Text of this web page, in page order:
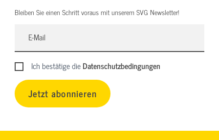
Bleiben Sie einen Schritt voraus mit unserem SVG Newsletter!
Ich bestätige dieDatenschutzbedingungen
Jetzt abonnieren